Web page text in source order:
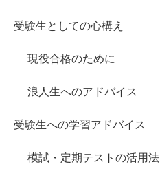
受験生としての心構え
現役合格のために
浪人生へのアドバイス
受験生への学習アドバイス
模試・定期テストの活用法